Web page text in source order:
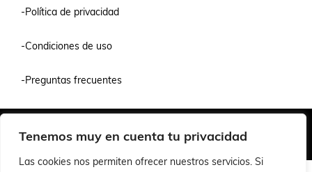
Tenemos muy en cuenta tu privacidad
Las cookies nos permiten ofrecer nuestros servicios. Si
-Política de privacidad
-Condiciones de uso
-Preguntas frecuentes
© 2026 Cuchillalia.com